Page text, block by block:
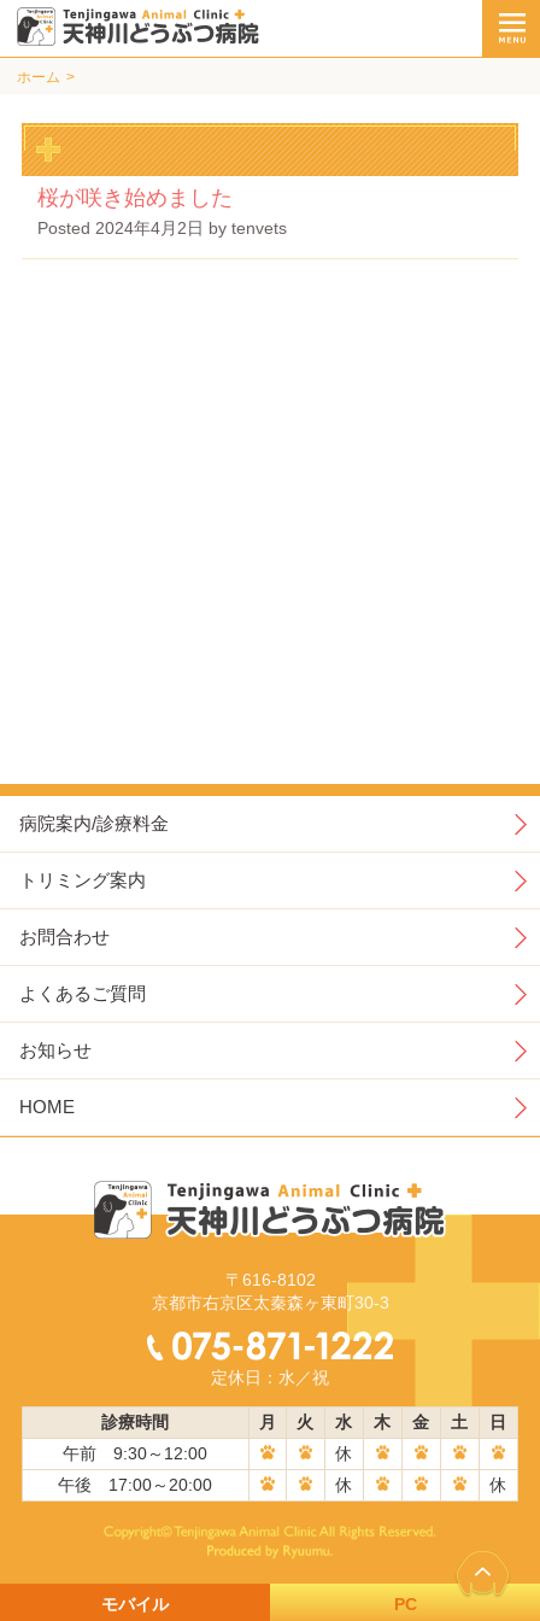
ホーム
桜が咲き始めました
Posted 2024年4月2日 by tenvets
病院案内/診療料金
トリミング案内
お問合わせ
よくあるご質問
お知らせ
HOME
〒616-8102
京都市右京区太秦森ヶ東町30-3
定休日：水／祝
診療時間 月 火 水 木 金 土
日
午前 9:30～12:00
休
午後 17:00～20:00
休 休
モバイル PC